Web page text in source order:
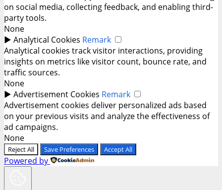
on social media, collecting feedback, and enabling third-
party tools.
None
► Analytical Cookies Remark
Analytical cookies track visitor interactions, providing
insights on metrics like visitor count, bounce rate, and
traffic sources.
None
► Advertisement Cookies Remark
Advertisement cookies deliver personalized ads based
on your previous visits and analyze the effectiveness of
ad campaigns.
None
Reject All Save Preferences Accept All
Powered by